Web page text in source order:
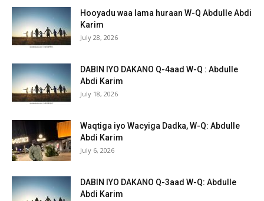
Hooyadu waa lama huraan W-Q Abdulle Abdi
Karim
July 28, 2026
DABIN IYO DAKANO Q-4aad W-Q : Abdulle
Abdi Karim
July 18, 2026
Waqtiga iyo Wacyiga Dadka, W-Q: Abdulle
Abdi Karim
July 6, 2026
DABIN IYO DAKANO Q-3aad W-Q: Abdulle
Abdi Karim